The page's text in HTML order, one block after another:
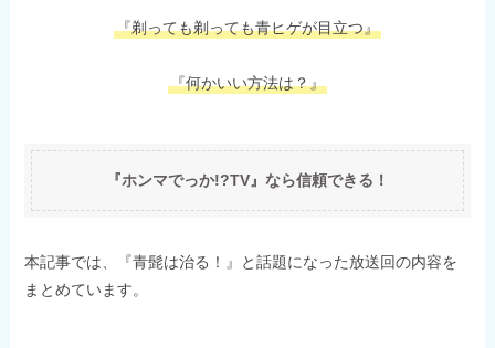
『剃っても剃っても青ヒゲが目立つ』
『何かいい方法は？』
『ホンマでっか!?TV』なら信頼できる！
本記事では、『青髭は治る！』と話題になった放送回の内容を
まとめています。